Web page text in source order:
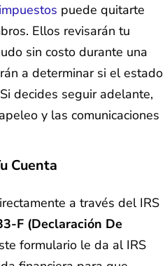
puede quitarte
Ellos revisarán tu
sin costo durante una
a determinar si el estado
decides seguir adelante,
y las comunicaciones
Cuenta
a través del IRS
F (Declaración De
formulario le da al IRS